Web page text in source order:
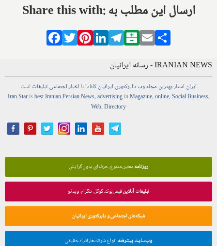
Share this with: ارسال این مطلب به
Facebook
TwitterPinterestLinkedIn
Telegram
Balatarin
Email
IRANIAN NEWS - رسانه ایرانیان
ایران استاربهترین مجلهوب دایرکتوری ایرانیان کانادابا اخباراجتماعیتبلیغات است
Iran Starisbest Iranian PersianNews,advertisinginMagazine,online,Social Business,
Web,Directory
روزنامهمعتبر، متنوع، حرفه‌ای، بدون گرایش
تبلیغات آنلاینفیس‌بوک، گوگل، تلگرام، ویدئو
شبکه‌های اجتماعی و دایرکتوری ایرانیان
وب‌سایت پیشرفته انواع شرکت‌ها، افراد حقیقی